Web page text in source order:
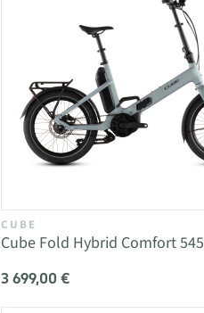
CUBE
Cube Fold Hybrid Comfort 545
3 699,00 €